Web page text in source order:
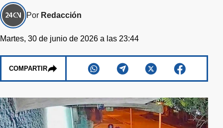
Por Redacción
Martes, 30 de junio de 2026 a las 23:44
COMPARTIR